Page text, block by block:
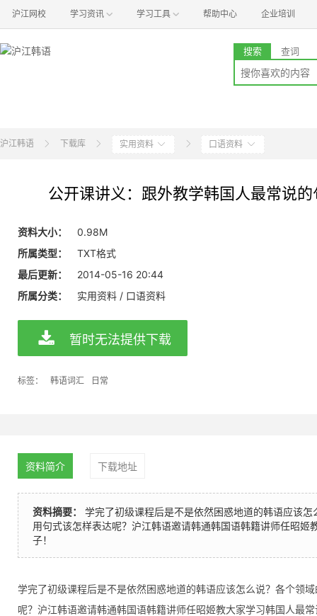
沪江网校 学习资讯 学习工具 帮助中心 企业培训
搜索 查词
沪江韩语 下载库 实用资料 口语资料
公开课讲义：跟外教学韩国人最常说
资料大小：
0.98M
所属类型：
TXT格式
最后更新：
2014-05-16 20:44
所属分类：
实用资料 / 口语资料
暂时无法提供下载
标签： 韩语词汇 日常
资料简介 下载地址
资料摘要：
学完了初级课程后是不是依然困惑地道的韩语应该
用句式该怎样表达呢？沪江韩语邀请韩通韩国语韩籍讲师任昭姬
子！
学完了初级课程后是不是依然困惑地道的韩语应该怎么说？各个领
呢？沪江韩语邀请韩通韩国语韩籍讲师任昭姬教大家学习韩国人最